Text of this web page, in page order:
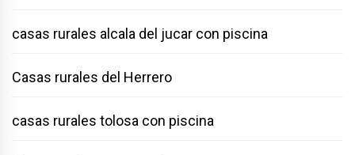
casas rurales alcala del jucar con piscina
Casas rurales del Herrero
casas rurales tolosa con piscina